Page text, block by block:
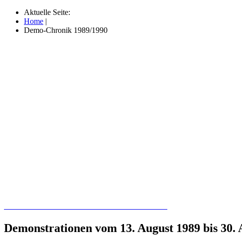
Aktuelle Seite:
Home |
Demo-Chronik 1989/1990
Demonstrationen vom 13. August 1989 bis